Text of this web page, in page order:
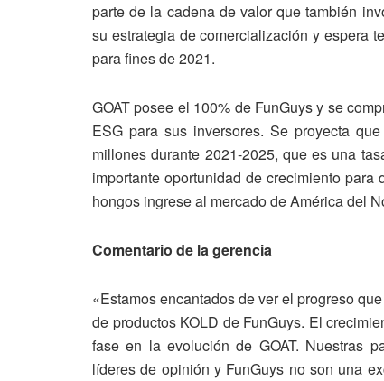
parte de la cadena de valor que también
su estrategia de comercialización y espera
para fines de 2021.
GOAT posee el 100% de FunGuys y se
ESG para sus inversores. Se proyecta
millones durante 2021-2025, que es una
importante oportunidad de crecimiento
hongos ingrese al mercado de América del
Comentario de la gerencia
«Estamos encantados de ver el progreso
de productos KOLD de FunGuys. El
fase en la evolución de GOAT. Nuestras
líderes de opinión y FunGuys no son una